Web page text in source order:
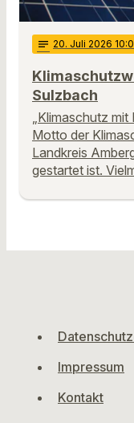
notes 20. Juli 2026
Sulzbach
„Klimaschutz
Motto der
Landkreis
gestartet ist.
Impressum
Kontakt